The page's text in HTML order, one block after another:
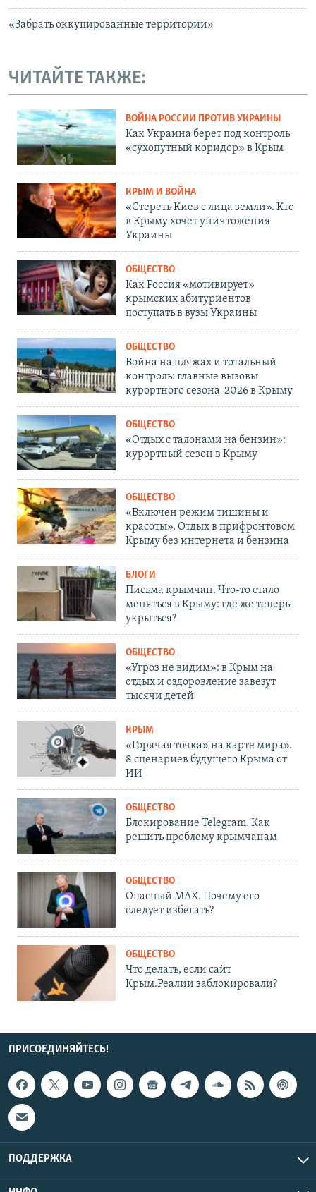
«Забрать оккупированные территории»
ЧИТАЙТЕ ТАКЖЕ:
ВОЙНА РОССИИ ПРОТИВ УКРАИНЫ
Как Украина берет под контроль
«сухопутный коридор» в Крым
КРЫМ И ВОЙНА
«Стереть Киев с лица земли». Кто
в Крыму хочет уничтожения
Украины
ОБЩЕСТВО
Как Россия «мотивирует»
крымских абитуриентов
поступать в вузы Украины
ОБЩЕСТВО
Война на пляжах и тотальный
контроль: главные вызовы
курортного сезона-2026 в Крыму
ОБЩЕСТВО
«Отдых с талонами на бензин»:
курортный сезон в Крыму
ОБЩЕСТВО
«Включен режим тишины и
красоты». Отдых в прифронтовом
Крыму без интернета и бензина
БЛОГИ
Письма крымчан. Что-то стало
меняться в Крыму: где же теперь
укрыться?
ОБЩЕСТВО
«Угроз не видим»: в Крым на
отдых и оздоровление завезут
тысячи детей
КРЫМ
«Горячая точка» на карте мира».
8 сценариев будущего Крыма от
ИИ
ОБЩЕСТВО
Блокирование Telegram. Как
решить проблему крымчанам
ОБЩЕСТВО
Опасный MAX. Почему его
следует избегать?
ОБЩЕСТВО
Что делать, если сайт
Крым.Реалии заблокировали?
ПРИСОЕДИНЯЙТЕСЬ!
ПОДДЕРЖКА